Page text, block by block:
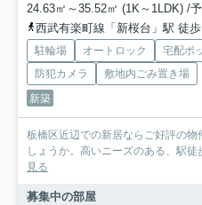
24.63㎡～35.52㎡ (1K～1LDK) /
西武有楽町線「新桜台」駅 徒
駐輪場 オートロック 宅配ボ
防犯カメラ
敷地内ごみ置き場
新築
板橋区近辺での新居ならご好評の
しょうか。高いニーズのある、駅
見る
募集中の部屋